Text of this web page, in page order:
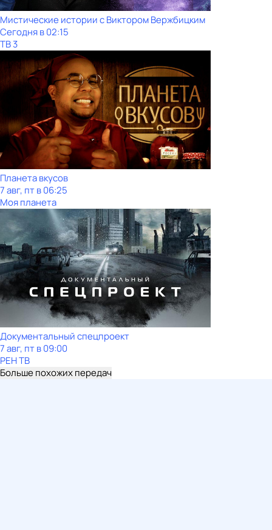
Мистические истории с Виктoром Bержбицким
Сегодня в 02:15
ТВ 3
Планета вкусов
7 авг, пт в 06:25
Моя планета
Документальный спецпроект
7 авг, пт в 09:00
РЕН ТВ
Больше похожих передач